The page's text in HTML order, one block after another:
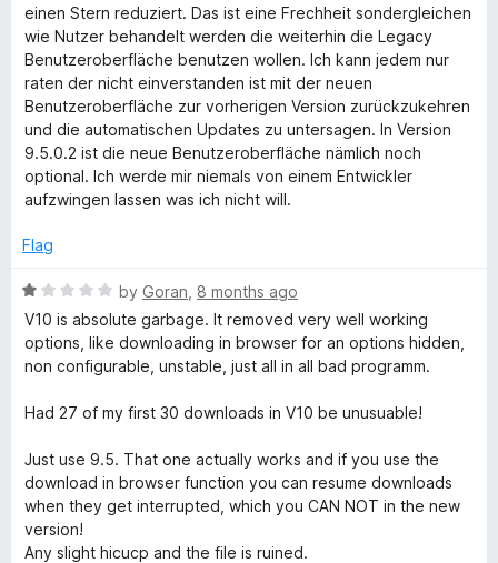
einen Stern reduziert. Das ist eine Frechheit sondergleichen
wie Nutzer behandelt werden die weiterhin die Legacy
Benutzeroberfläche benutzen wollen. Ich kann jedem nur
raten der nicht einverstanden ist mit der neuen
Benutzeroberfläche zur vorherigen Version zurückzukehren
und die automatischen Updates zu untersagen. In Version
9.5.0.2 ist die neue Benutzeroberfläche nämlich noch
optional. Ich werde mir niemals von einem Entwickler
aufzwingen lassen was ich nicht will.
Flag
R
a
t
e
1
u
t
o
f
5
by Goran 8 months ago
V10 is absolute garbage. It removed very well working
options, like downloading in browser for an options hidden,
non configurable, unstable, just all in all bad programm.
Had 27 of my first 30 downloads in V10 be unusuable!
Just use 9.5. That one actually works and if you use the
download in browser function you can resume downloads
when they get interrupted, which you CAN NOT in the new
version!
Any slight hicucp and the file is ruined.